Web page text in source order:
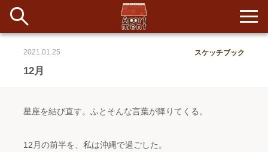
12月
2021.01.25 スケッチブック
星座を結び直す。ふとそんな言葉が降りてくる。
12月の前半を、私は沖縄で過ごした。